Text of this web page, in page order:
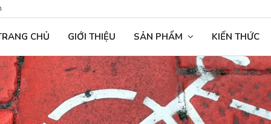
CHỦ GIỚI THIỆU SẢN PHẨM KIẾN THỨC